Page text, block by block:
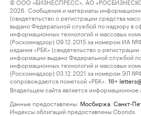
2026. Сообщения и материалы
(свидетельство о регистрации средства
выдано Федеральной службой по надзору в
информационных технологий и массовых
(Роскомнадзор) 09.12.2015 за номером ИА
издания «РБК» (свидетельство о
информации выдано Федеральной службой
информационных технологий и массовых
(Роскомнадзор) 03.12.2021 за номером ЭЛ
сопровождаются пометкой «РБК».
18+
Владельцем сайта является информационное
Данные предоставлены: Мосбиржа Санкт-
Индексы облигаций предоставлены Cbonds.